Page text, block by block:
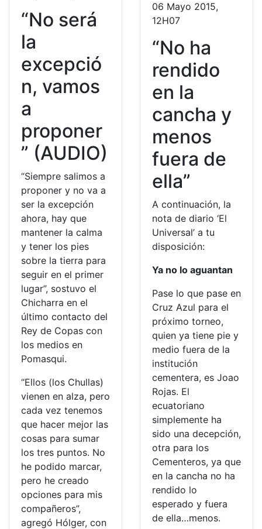
“No será
la
excepció
n, vamos
a
proponer
” (AUDIO)
“Siempre salimos a
proponer y no va a
ser la excepción
ahora, hay que
mantener la calma
y tener los pies
sobre la tierra para
seguir en el primer
lugar”, sostuvo el
Chicharra en el
último contacto del
Rey de Copas con
los medios en
Pomasqui.
“Ellos (los Chullas)
vienen en alza, pero
cada vez tenemos
que hacer mejor las
cosas para sumar
los tres puntos. No
he podido marcar,
pero he creado
opciones para mis
compañeros”,
agregó Hólger, con
06 Mayo 2015,
12H07
“No ha
rendido
en la
cancha y
menos
fuera de
ella”
A continuación, la
nota de diario ‘El
Universal’ a tu
disposición:
Ya no lo aguantan
Pase lo que pase en
Cruz Azul para el
próximo torneo,
quien ya tiene pie y
medio fuera de la
institución
cementera, es Joao
Rojas. El
ecuatoriano
simplemente ha
sido una decepción,
otra para los
Cementeros, ya que
en la cancha no ha
rendido lo
esperado y fuera
de ella…menos.